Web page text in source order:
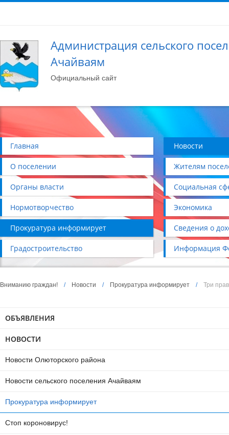
Администрация сельского
Ачайваям
Официальный сайт
Главная Новости
О поселении Жителям
Органы власти Социальная
Нормотворчество Экономика
Прокуратура информирует Сведения о
Градостроительство Информация
Вниманию граждан! / Новости / Прокуратура информирует / Три
ОБЪЯВЛЕНИЯ
НОВОСТИ
Новости Олюторского района
Новости сельского поселения Ачайваям
Прокуратура информирует
Стоп короновирус!